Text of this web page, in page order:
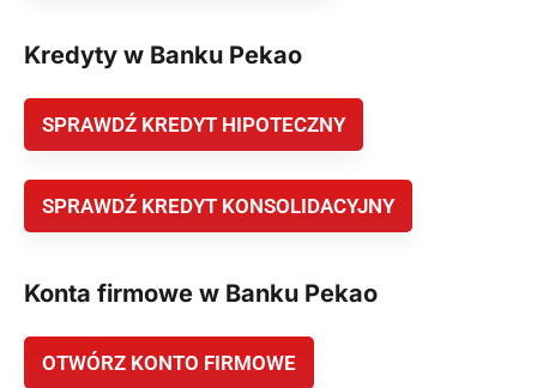
Kredyty w Banku Pekao
SPRAWDŹ KREDYT HIPOTECZNY
SPRAWDŹ KREDYT KONSOLIDACYJNY
Konta firmowe w Banku Pekao
OTWÓRZ KONTO FIRMOWE